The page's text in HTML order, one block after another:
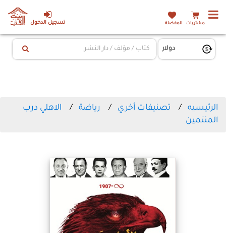
تسجيل الدخول المشتريات المفضلة
الرئيسيه تصنيفات أخري رياضة
الاهلي درب
المنتمين